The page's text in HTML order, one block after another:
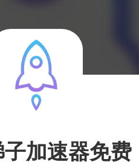
子加速器免费